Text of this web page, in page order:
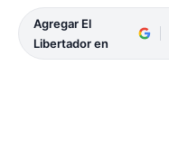
Agregar El
Libertador en